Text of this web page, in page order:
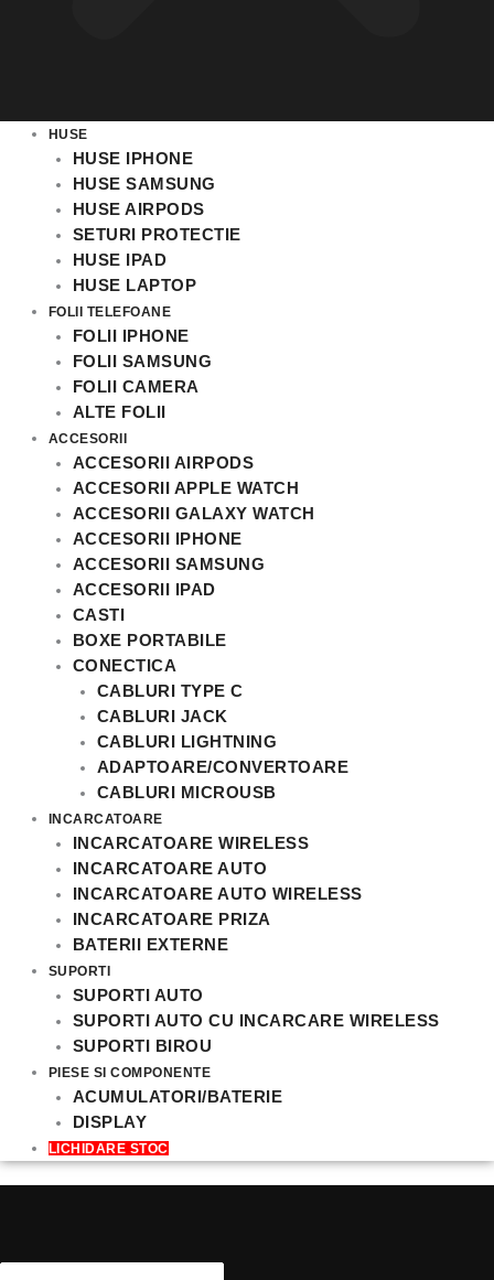
HUSE
HUSE IPHONE
HUSE SAMSUNG
HUSE AIRPODS
SETURI PROTECTIE
HUSE IPAD
HUSE LAPTOP
FOLII TELEFOANE
FOLII IPHONE
FOLII SAMSUNG
FOLII CAMERA
ALTE FOLII
ACCESORII
ACCESORII AIRPODS
ACCESORII APPLE WATCH
ACCESORII GALAXY WATCH
ACCESORII IPHONE
ACCESORII SAMSUNG
ACCESORII IPAD
CASTI
BOXE PORTABILE
CONECTICA
CABLURI TYPE C
CABLURI JACK
CABLURI LIGHTNING
ADAPTOARE/CONVERTOARE
CABLURI MICROUSB
INCARCATOARE
INCARCATOARE WIRELESS
INCARCATOARE AUTO
INCARCATOARE AUTO WIRELESS
INCARCATOARE PRIZA
BATERII EXTERNE
SUPORTI
SUPORTI AUTO
SUPORTI AUTO CU INCARCARE WIRELESS
SUPORTI BIROU
PIESE SI COMPONENTE
ACUMULATORI/BATERIE
DISPLAY
LICHIDARE STOC